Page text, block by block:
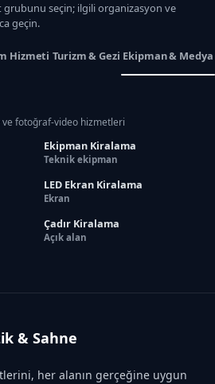
grubunu seçin; ilgili organizasyon ve
geçin.
Hizmeti Turizm & Gezi Ekipman & Medya
ve fotoğraf-video hizmetleri
Ekipman Kiralama
Teknik ekipman
LED Ekran Kiralama
Ekran
Çadır Kiralama
Açık alan
& Sahne
her alanın gerçeğine uygun